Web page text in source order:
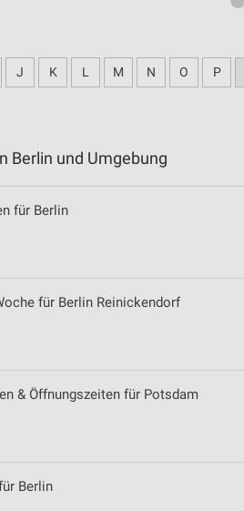
J K L M N O P
Berlin und Umgebung
für Berlin
für Berlin Reinickendorf
& Öffnungszeiten für Potsdam
Berlin